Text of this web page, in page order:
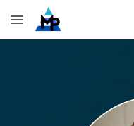
Skip to main content